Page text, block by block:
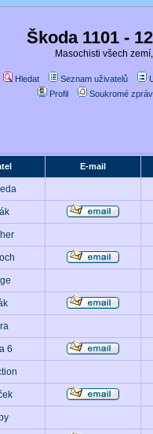
Škoda 1101 -
Masochisti všech
Hledat Seznam uživatelů
Profil
Soukromé
E-mail
6